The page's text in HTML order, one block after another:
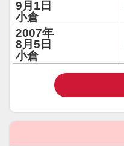
9月1日
小倉
2007年
8月5日
小倉